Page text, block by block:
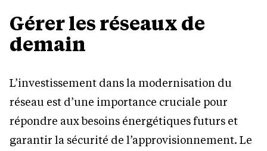
Gérer les réseaux de
demain
L’investissement dans la modernisation du
réseau est d’une importance cruciale pour
répondre aux besoins énergétiques futurs et
garantir la sécurité de l’approvisionnement. Le